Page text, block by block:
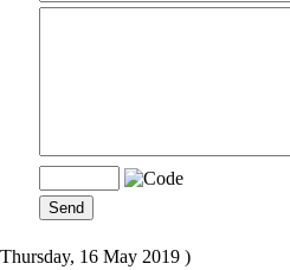
16 May 2019 )